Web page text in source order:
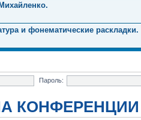
и фонематические раскладки.
Пароль:
КОНФЕРЕНЦИИ